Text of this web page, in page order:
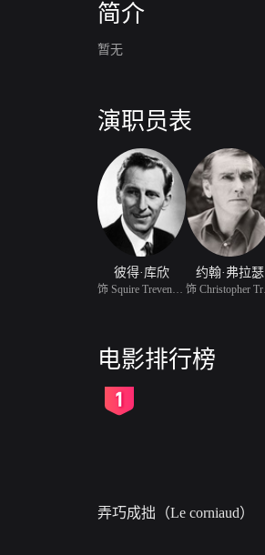
简介
暂无
演职员表
彼得·库欣 约翰·弗拉瑟
电影排行榜
弄巧成拙（Le corniaud）